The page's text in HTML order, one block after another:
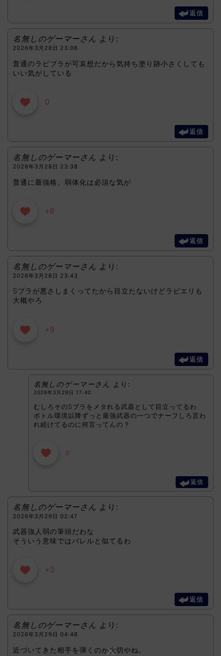
返信
名無しのゲーマーさん より:
2026年3月28日 23:06
普通のラピブラが可哀想だから気持ち塗り跡小さくしても
いい気がしている
0
返信
名無しのゲーマーさん より:
2026年3月28日 23:38
普通に最強格。弱体化は必須な気が
+8
返信
名無しのゲーマーさん より:
2026年3月28日 23:43
Sブラが悪さしまくってたから目立たないけどラピエリも
大概やろ
+9
返信
名無しのゲーマーさん より:
2026年3月29日 17:40
むしろそのSブラをメタれる武器として目立ってるわ
ボトル環境以降ずっと最強武器の一つでナーフしろ言わ
れ続けてるのに何言ってんの？
0
返信
名無しのゲーマーさん より:
2026年3月29日 02:47
武器強人弱の筆頭だわな
そういう意味ではバレルと似てるわ
+3
返信
名無しのゲーマーさん より:
2026年3月29日 04:48
近づいてきた相手を弾くのが大切やね。